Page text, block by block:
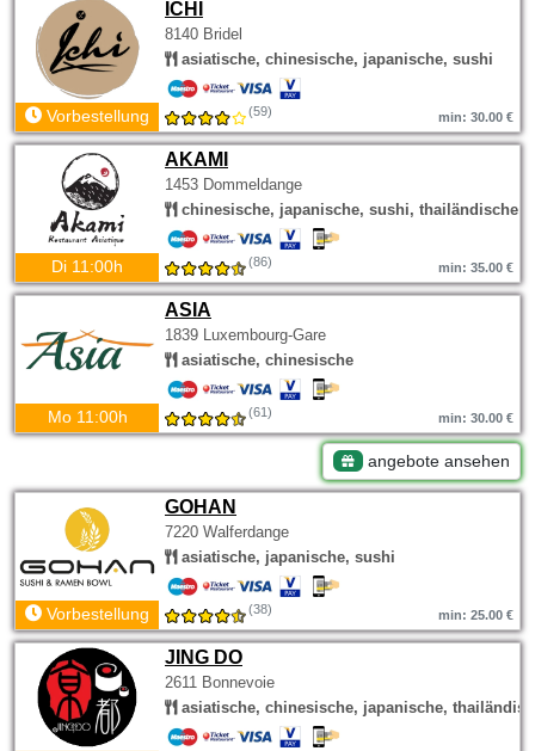
ICHI
8140 Bridel
asiatische, chinesische, japanische, sushi
Vorbestellung (59) min: 30.00 €
AKAMI
1453 Dommeldange
chinesische, japanische, sushi, thailändische
Di 11:00h (86) min: 35.00 €
ASIA
1839 Luxembourg-Gare
asiatische, chinesische
Mo 11:00h (61) min: 30.00 €
angebote ansehen
GOHAN
7220 Walferdange
asiatische, japanische, sushi
Vorbestellung (38) min: 25.00 €
JING DO
2611 Bonnevoie
asiatische, chinesische, japanische,